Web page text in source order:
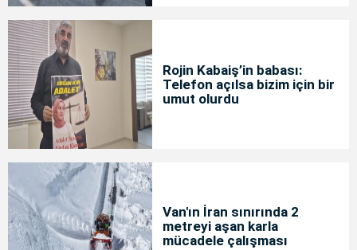
Rojin Kabaiş’in babası:
Telefon açılsa bizim için bir
umut olurdu
Van'ın İran sınırında 2
metreyi aşan karla
mücadele çalışması